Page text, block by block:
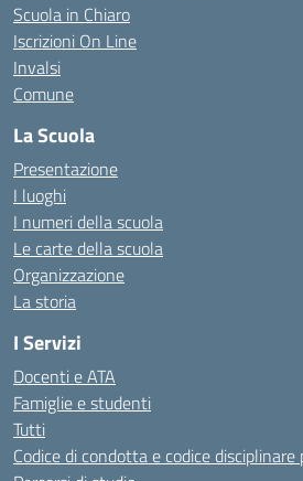
Scuola in Chiaro
Iscrizioni On Line
Invalsi
Comune
La Scuola
Presentazione
I luoghi
I numeri della scuola
Le carte della scuola
Organizzazione
La storia
I Servizi
Docenti e ATA
Famiglie e studenti
Tutti
Codice di condotta e codice